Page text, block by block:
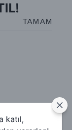
TAMAM
katıl,